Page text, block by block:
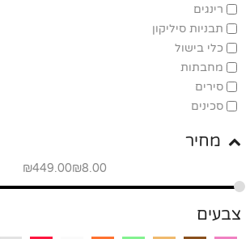
רינגים
תבניות סיליקון
כלי בישול
מחבתות
סירים
סכינים
מחיר
₪8.00
₪449.00
צבעים